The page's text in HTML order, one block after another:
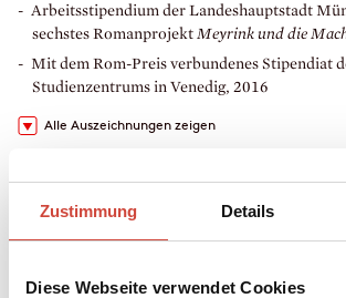
Zustimmung Details
Diese Webseite verwendet Cookies
Arbeitsstipendium der Landeshauptstadt
sechstes Romanprojekt Meyrink und die
Mit dem Rom-Preis verbundenes Stipendiat
Studienzentrums in Venedig, 2016
Alle Auszeichnungen zeigen
Poschenrieder – einer der besten deutschen
Kristian Thees / SWR, Baden-Baden